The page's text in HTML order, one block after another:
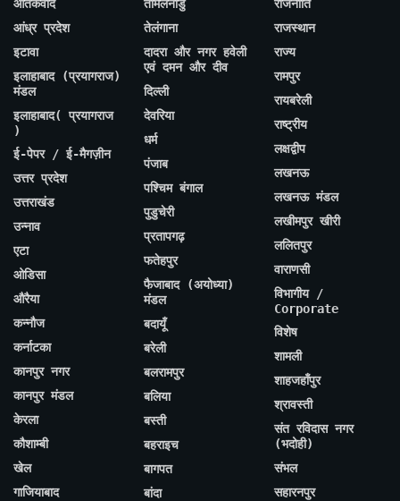
आतंकवाद
आंध्र प्रदेश
इटावा
इलाहाबाद (प्रयागराज)
मंडल
इलाहाबाद( प्रयागराज
)
ई-पेपर / ई-मैगज़ीन
उत्तर प्रदेश
उत्तराखंड
उन्नाव
एटा
ओडिसा
औरैया
कन्नौज
कर्नाटका
कानपुर नगर
कानपुर मंडल
केरला
कौशाम्बी
खेल
गाजियाबाद
तमिलनाडु
तेलंगाना
दादरा और नगर हवेली
एवं दमन और दीव
दिल्ली
देवरिया
धर्म
पंजाब
पश्चिम बंगाल
पुडुचेरी
प्रतापगढ़
फतेहपुर
फैजाबाद (अयोध्या)
मंडल
बदायूँ
बरेली
बलरामपुर
बलिया
बस्ती
बहराइच
बागपत
बांदा
राजनीति
राजस्थान
राज्य
रामपुर
रायबरेली
राष्ट्रीय
लक्षद्वीप
लखनऊ
लखनऊ मंडल
लखीमपुर खीरी
ललितपुर
वाराणसी
विभागीय /
Corporate
विशेष
शामली
शाहजहाँपुर
श्रावस्ती
संत रविदास नगर
(भदोही)
संभल
सहारनपुर